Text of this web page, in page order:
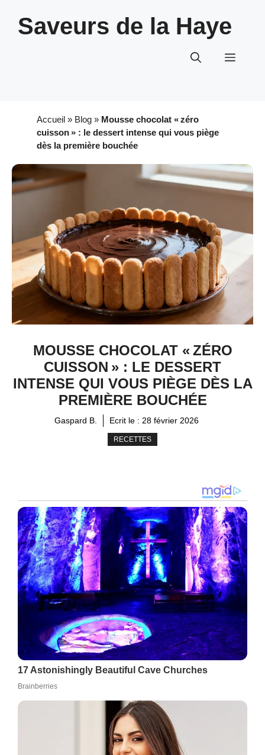
contenuSaveurs de la Haye
Menu
Accueil » Blog » Mousse chocolat « zéro
cuisson » : le dessert intense qui vous piège
dès la première bouchée
MOUSSE CHOCOLAT « ZÉRO
CUISSON » : LE DESSERT
INTENSE QUI VOUS PIÈGE DÈS LA
PREMIÈRE BOUCHÉE
Gaspard B. Ecrit le : 28 février 2026
RECETTES